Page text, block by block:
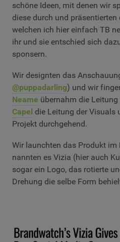
schöne Ideen, mit denen wir
diese durch und präsentierten
welchen ich hier einfach TB
ihr und sie entschied sich
sponsern.
Wir designten das
@puppadarling) und wir
Neame übernahm die
Capel die Leitung der Visuals
Projekt durchgehend.
Wir launchten das Produkt im
nannten es Vizia (hier auch
sogar ein Logo, das rotierte
Drehung die selbe Form